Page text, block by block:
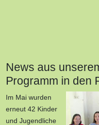
News aus
Programm in den
Im Mai wurden
erneut 42 Kinder
und Jugendliche